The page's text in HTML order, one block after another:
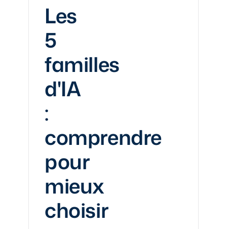
Les
5
familles
d'IA
:
comprendre
pour
mieux
choisir